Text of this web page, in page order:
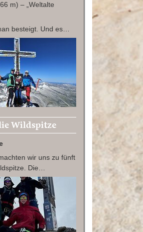
m) – „Weltalte
besteigt. Und es…
Wildspitze
wir uns zu fünft
Die…